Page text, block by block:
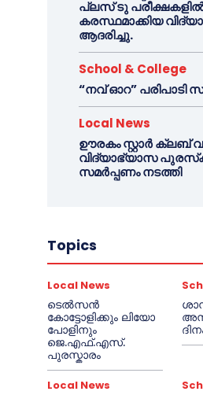
പ്ലസ് ടു
കരസ്ഥമാക്കിയ
ആദരിച്ചു.
School & College
“നവ് ഓറ” പരിപാടി
Local News
ഊരകം സ്റ്റാർ ക്ലബ്
വിദ്യാഭ്യാസ
സമർപ്പണം നടത്തി
Topics
Local News
ടെൽസൻ
കോട്ടോളിക്കും ലിയോ
പോളിനും
ജെ.എഫ്.എസ്.
പുരസ്കാരം
Local News